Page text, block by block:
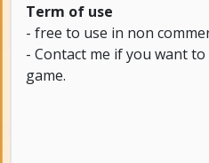
Term of use
- free to use in non
- Contact me if you want
game.